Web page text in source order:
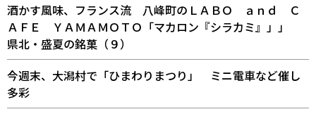
酒かす風味、フランス流 八峰町のＬＡＢＯ ａｎｄ Ｃ
ＡＦＥ ＹＡＭＡＭＯＴＯ「マカロン『シラカミ』」」
県北・盛夏の銘菓（９）
今週末、大潟村で「ひまわりまつり」 ミニ電車など催し
多彩